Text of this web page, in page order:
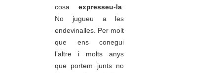
cosaexpresseu-la.
No jugueu a les
endevinalles. Per molt
que ens conegui
l’altre i molts anys
que portem junts no